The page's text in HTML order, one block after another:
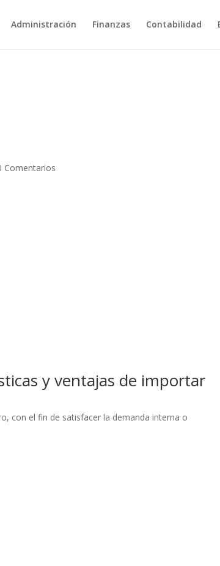
Administración Finanzas Contabilidad
Comentarios
y ventajas de importar
con el fin de satisfacer la demanda interna o